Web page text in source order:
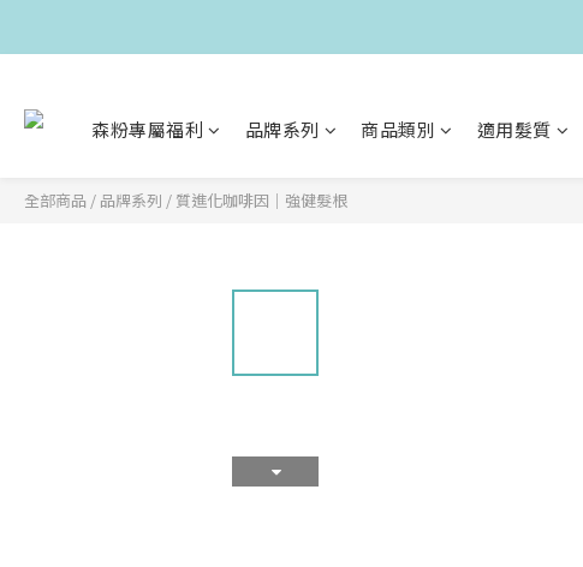
森粉專屬福利 品牌系列 商品類別 適用髮質
全部商品 / 品牌系列 / 質進化咖啡因｜強健髮根